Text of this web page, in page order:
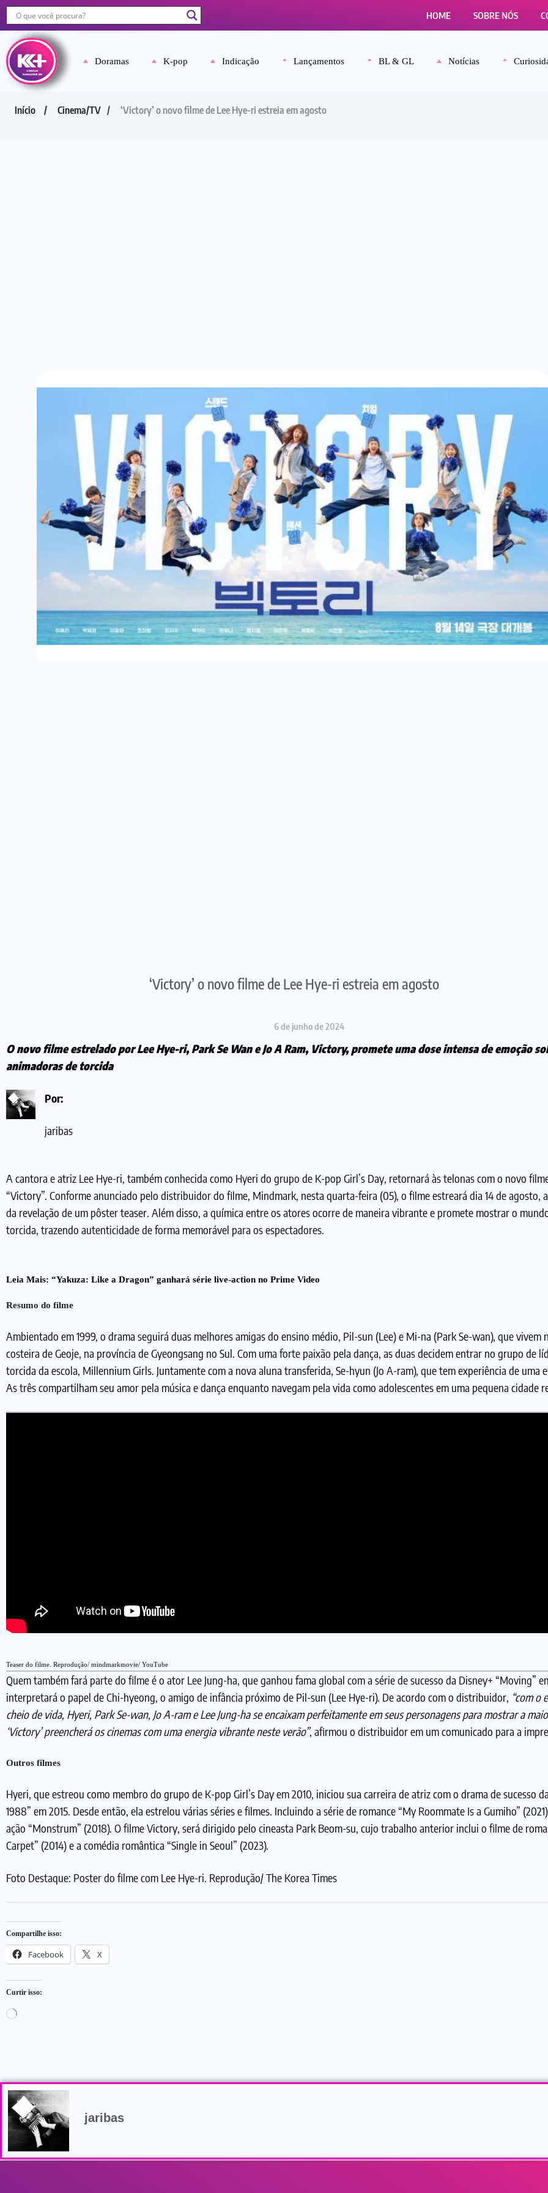
HOME SOBRE NÓS
Doramas K-pop Indicação Lançamentos BL & GL Notícias
Início Cinema/TV ‘Victory’ o novo filme de Lee Hye-ri estreia em agosto
‘Victory’ o novo filme de Lee Hye-ri estreia em agosto
6 de junho de 2024
O novo filme estrelado por Lee Hye-ri, Park Se Wan e Jo A Ram, Victory, promete uma dose intensa de emoção
animadoras de torcida
Por:
jaribas
A cantora e atriz Lee Hye-ri, também conhecida como Hyeri do grupo de K-pop Girl’s Day, retornará às telonas com o novo
“Victory”. Conforme anunciado pelo distribuidor do filme, Mindmark, nesta quarta-feira (05), o filme estreará dia 14 de agosto,
da revelação de um pôster teaser. Além disso, a química entre os atores ocorre de maneira vibrante e promete mostrar o
torcida, trazendo autenticidade de forma memorável para os espectadores.
Leia Mais: “Yakuza: Like a Dragon” ganhará série live-action no Prime Video
Resumo do filme
Ambientado em 1999, o drama seguirá duas melhores amigas do ensino médio, Pil-sun (Lee) e Mi-na (Park Se-wan), que vivem
costeira de Geoje, na província de Gyeongsang no Sul. Com uma forte paixão pela dança, as duas decidem entrar no grupo de
torcida da escola, Millennium Girls. Juntamente com a nova aluna transferida, Se-hyun (Jo A-ram), que tem experiência de uma
As três compartilham seu amor pela música e dança enquanto navegam pela vida como adolescentes em uma pequena cidade
Teaser do filme. Reprodução/ mindmarkmovie/ YouTube
Quem também fará parte do filme é o ator Lee Jung-ha, que ganhou fama global com a série de sucesso da Disney+ “Moving”
interpretará o papel de Chi-hyeong, o amigo de infância próximo de Pil-sun (Lee Hye-ri). De acordo com o distribuidor, “com o
cheio de vida, Hyeri, Park Se-wan, Jo A-ram e Lee Jung-ha se encaixam perfeitamente em seus personagens para mostrar a
‘Victory’ preencherá os cinemas com uma energia vibrante neste verão”, afirmou o distribuidor em um comunicado para a
Outros filmes
Hyeri, que estreou como membro do grupo de K-pop Girl’s Day em 2010, iniciou sua carreira de atriz com o drama de sucesso
1988” em 2015. Desde então, ela estrelou várias séries e filmes. Incluindo a série de romance “My Roommate Is a Gumiho”
ação “Monstrum” (2018). O filme Victory, será dirigido pelo cineasta Park Beom-su, cujo trabalho anterior inclui o filme de
Carpet” (2014) e a comédia romântica “Single in Seoul” (2023).
Foto Destaque: Poster do filme com Lee Hye-ri. Reprodução/ The Korea Times
Compartilhe isso:
Facebook X
Curtir isso:
jaribas